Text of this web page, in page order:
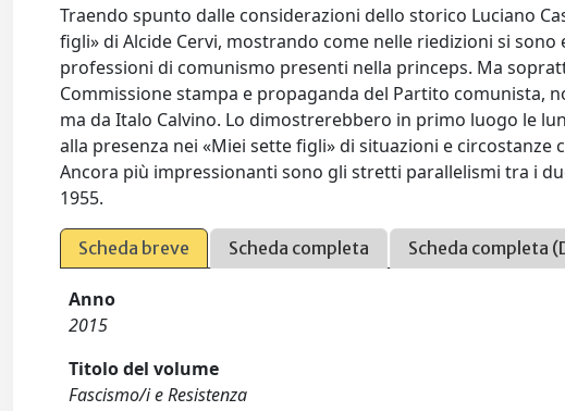
Traendo spunto dalle considerazioni dello storico Luciano
figli» di Alcide Cervi, mostrando come nelle riedizioni si
professioni di comunismo presenti nella princeps. Ma
Commissione stampa e propaganda del Partito comunista,
ma da Italo Calvino. Lo dimostrerebbero in primo luogo le
alla presenza nei «Miei sette figli» di situazioni e
Ancora più impressionanti sono gli stretti parallelismi tra i
1955.
Scheda breve Scheda completa Scheda completa
Anno
2015
Titolo del volume
Fascismo/i e Resistenza